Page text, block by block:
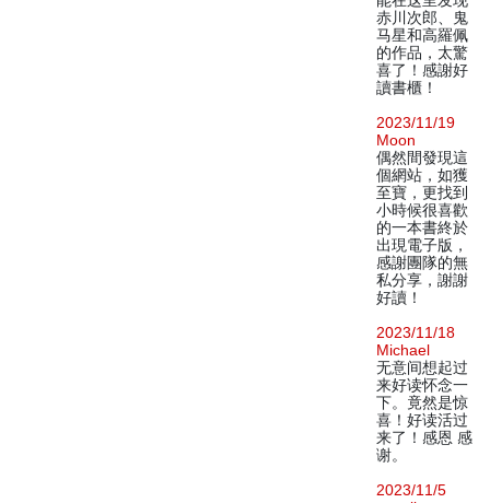
赤川次郎、鬼
马星和高羅佩
的作品，太驚
喜了！感謝好
讀書櫃！
2023/11/19
Moon
偶然間發現這
個網站，如獲
至寶，更找到
小時候很喜歡
的一本書終於
出現電子版，
感謝團隊的無
私分享，謝謝
好讀！
2023/11/18
Michael
无意间想起过
来好读怀念一
下。竟然是惊
喜！好读活过
来了！感恩 感
谢。
2023/11/5